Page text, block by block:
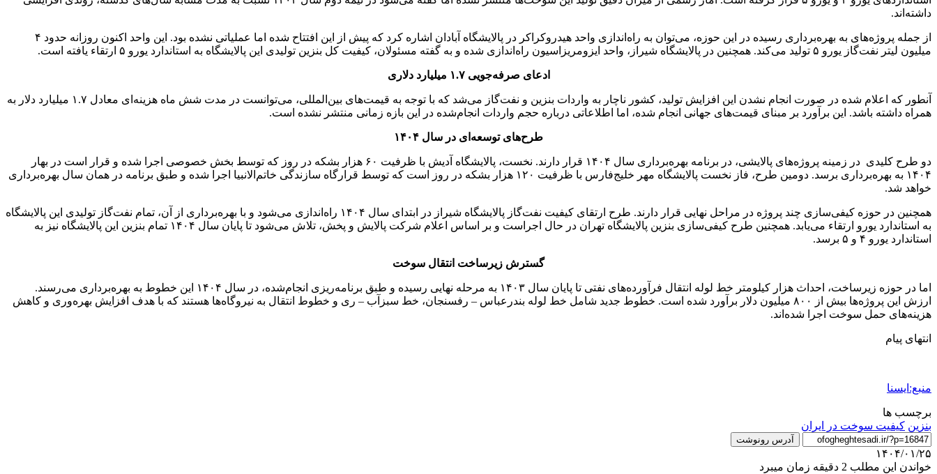
داشته‌اند.
از جمله پروژه‌های به بهره‌برداری‌ رسیده در این حوزه، می‌توان به راه‌اندازی واحد هیدروکراکر در پالایشگاه آبادان اشاره کرد که پیش از این افتتاح شده اما عملیاتی نشده بود. این واحد اکنون روزانه حدود ۴
میلیون لیتر نفت‌گاز یورو ۵ تولید می‌کند. همچنین در پالایشگاه شیراز، واحد ایزومریزاسیون راه‌اندازی شده و به گفته مسئولان، کیفیت کل بنزین تولیدی این پالایشگاه به استاندارد یورو ۵ ارتقاء یافته است.
ادعای صرفه‌جویی ۱.۷ میلیارد دلاری
آنطور که اعلام شده در صورت انجام نشدن این افزایش تولید، کشور ناچار به واردات بنزین و نفت‌گاز می‌شد که با توجه به قیمت‌های بین‌المللی، می‌توانست در مدت شش ماه هزینه‌ای معادل ۱.۷ میلیارد دلار به
همراه داشته باشد. این برآورد بر مبنای قیمت‌های جهانی انجام شده، اما اطلاعاتی درباره حجم واردات انجام‌شده در این بازه زمانی منتشر نشده است.
طرح‌های توسعه‌ای در سال ۱۴۰۴
دو طرح کلیدی در زمینه پروژه‌های پالایشی، در برنامه بهره‌برداری سال ۱۴۰۴ قرار دارند. نخست، پالایشگاه آدیش با ظرفیت ۶۰ هزار بشکه در روز که توسط بخش خصوصی اجرا شده و قرار است در بهار
۱۴۰۴ به بهره‌برداری برسد. دومین طرح، فاز نخست پالایشگاه مهر خلیج‌فارس با ظرفیت ۱۲۰ هزار بشکه در روز است که توسط قرارگاه سازندگی خاتم‌الانبیا اجرا شده و طبق برنامه در همان سال بهره‌برداری
خواهد شد.
همچنین در حوزه کیفی‌سازی چند پروژه در مراحل نهایی قرار دارند. طرح ارتقای کیفیت نفت‌گاز پالایشگاه شیراز در ابتدای سال ۱۴۰۴ راه‌اندازی می‌شود و با بهره‌برداری از آن، تمام نفت‌گاز تولیدی این پالایشگاه
به استاندارد یورو ارتقاء می‌یابد. همچنین طرح کیفی‌سازی بنزین پالایشگاه تهران در حال اجراست و بر اساس اعلام شرکت پالایش و پخش، تلاش می‌شود تا پایان سال ۱۴۰۴ تمام بنزین این پالایشگاه نیز به
استاندارد یورو ۴ و ۵ برسد.
گسترش زیرساخت انتقال سوخت
اما در حوزه زیرساخت، احداث هزار کیلومتر خط لوله انتقال فرآورده‌های نفتی تا پایان سال ۱۴۰۳ به مرحله نهایی رسیده و طبق برنامه‌ریزی انجام‌شده، در سال ۱۴۰۴ این خطوط به بهره‌برداری می‌رسند.
ارزش این پروژه‌ها بیش از ۸۰۰ میلیون دلار برآورد شده است. خطوط جدید شامل خط لوله بندرعباس – رفسنجان، خط سبزآب – ری و خطوط انتقال به نیروگاه‌ها هستند که با هدف افزایش بهره‌وری و کاهش
هزینه‌های حمل سوخت اجرا شده‌اند.
انتهای پیام
منبع:ایسنا
برچسب ها
بنزين کیفیت سوخت در ایران
آدرس رونوشت
۱۴۰۴/۰۱/۲۵
خواندن این مطلب 2 دقیقه زمان میبرد